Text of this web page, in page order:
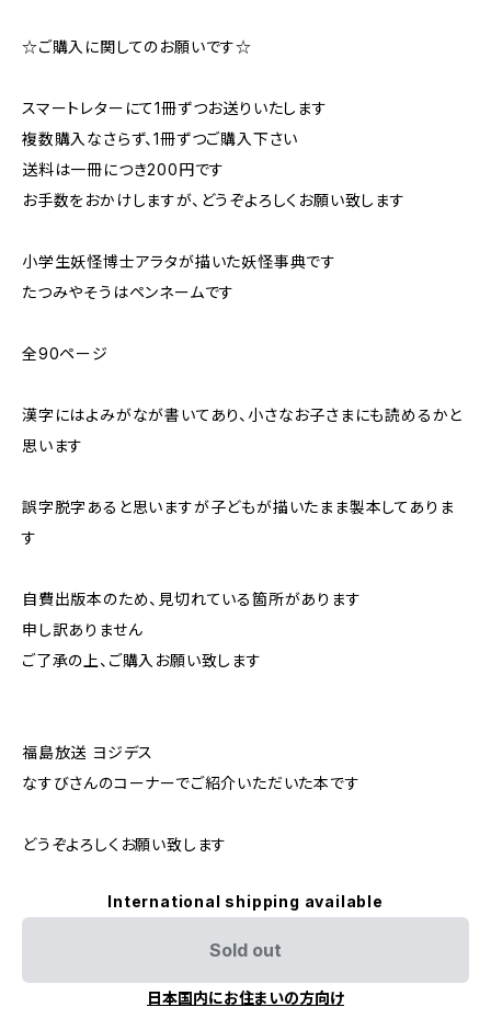
☆ご購入に関してのお願いです☆
スマートレターにて1冊ずつお送りいたします
複数購入なさらず、1冊ずつご購入下さい
送料は一冊につき200円です
お手数をおかけしますが、どうぞよろしくお願い致します
小学生妖怪博士アラタが描いた妖怪事典です
たつみやそうはペンネームです
全90ページ
漢字にはよみがなが書いてあり、小さなお子さまにも読めるかと
思います
誤字脱字あると思いますが子どもが描いたまま製本してありま
す
自費出版本のため、見切れている箇所があります
申し訳ありません
ご了承の上、ご購入お願い致します
福島放送 ヨジデス
なすびさんのコーナーでご紹介いただいた本です
どうぞよろしくお願い致します
International shipping available
Sold out
日本国内にお住まいの方向け